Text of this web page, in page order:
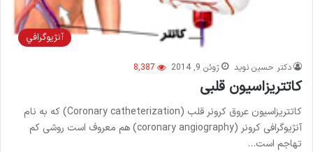
آنژيوگرافي
دکتر حسین نوید ژوئن 9, 2014 8,387
کاتتریزاسیون قلبی
کاتتریزاسیون عروق کرونر قلب (Coronary catheterization) که به نام
آنژیوگرافی کرونر (coronary angiography) هم معروف است روشی کم
تهاجم است…